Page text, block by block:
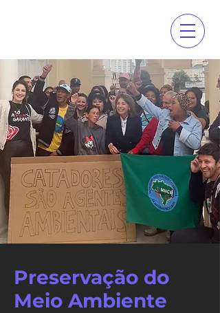
Preservação do
Meio Ambiente